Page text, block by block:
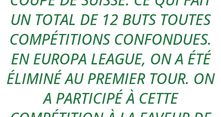
UN TOTAL DE 12 BUTS TOUTES
COMPÉTITIONS CONFONDUES.
EN EUROPA LEAGUE, ON A ÉTÉ
ÉLIMINÉ AU PREMIER TOUR. ON
A PARTICIPÉ À CETTE